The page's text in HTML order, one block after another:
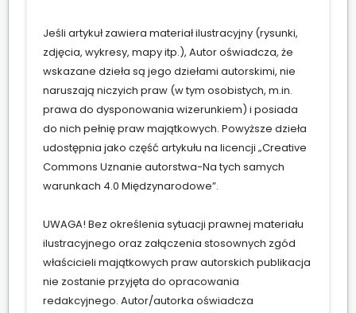
Jeśli artykuł zawiera materiał ilustracyjny (rysunki,
zdjęcia, wykresy, mapy itp.), Autor oświadcza, że
wskazane dzieła są jego dziełami autorskimi, nie
naruszają niczyich praw (w tym osobistych, m.in.
prawa do dysponowania wizerunkiem) i posiada
do nich pełnię praw majątkowych. Powyższe dzieła
udostępnia jako część artykułu na licencji „Creative
Commons Uznanie autorstwa-Na tych samych
warunkach 4.0 Międzynarodowe”.
UWAGA! Bez określenia sytuacji prawnej materiału
ilustracyjnego oraz załączenia stosownych zgód
właścicieli majątkowych praw autorskich publikacja
nie zostanie przyjęta do opracowania
redakcyjnego. Autor/autorka oświadcza